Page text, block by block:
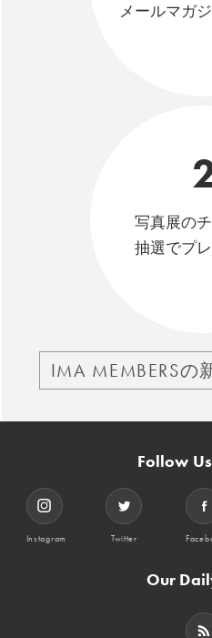
メールマガ
写真展の
抽選でプ
IMA MEMBERSの
Follow
Instagram Twitter
Our